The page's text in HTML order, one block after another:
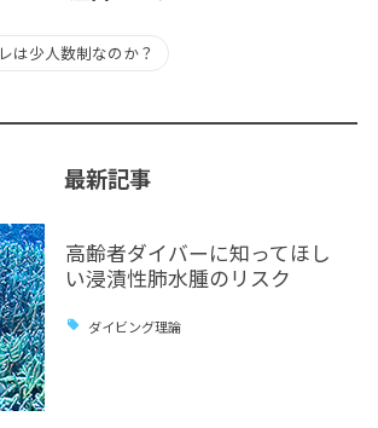
は少人数制なのか？
最新記事
高齢者ダイバーに知ってほし
い浸漬性肺水腫のリスク
ダイビング理論